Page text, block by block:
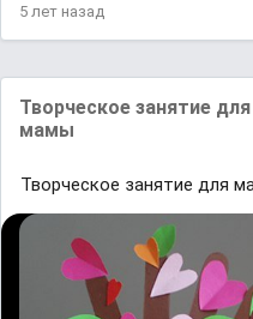
5 лет назад
Творческое занятие
мамы
Творческое занятие для